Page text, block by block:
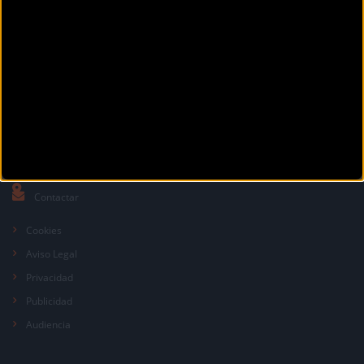
Contactar
Cookies
Aviso Legal
Privacidad
Publicidad
Audiencia